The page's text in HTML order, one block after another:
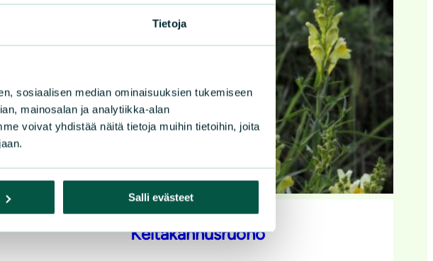
Tietoja
sosiaalisen median ominaisuuksien tukemiseen
mainosalan ja analytiikka-alan
voivat yhdistää näitä tietoja muihin tietoihin, joita
Salli evästeet
Keltakannusruoho